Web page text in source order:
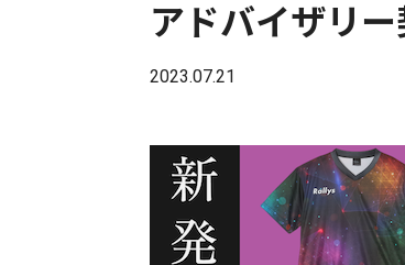
アドバイザリー
2023.07.21